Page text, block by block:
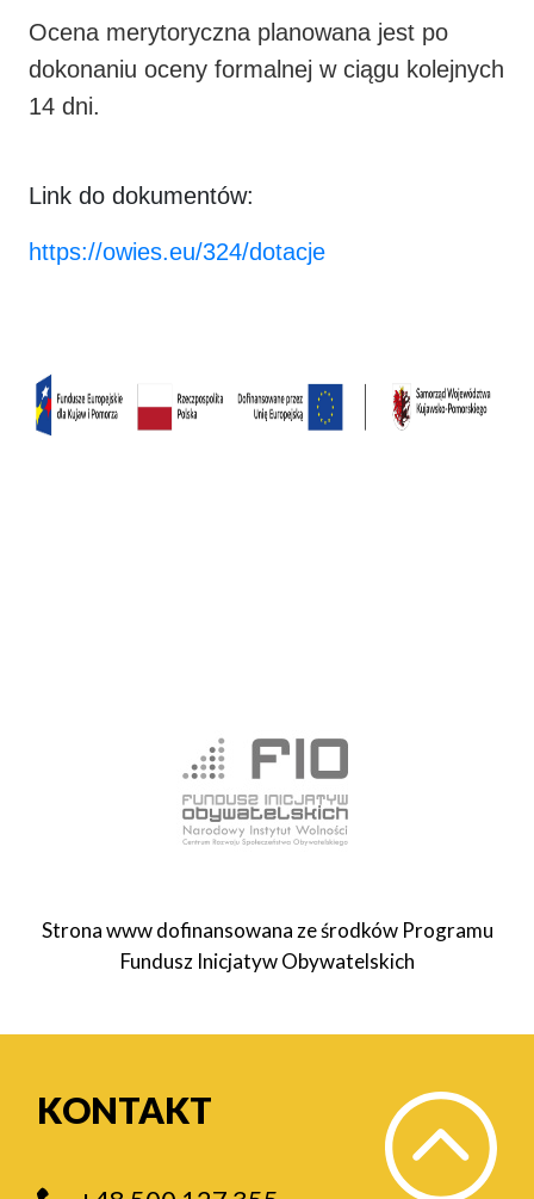
Ocena merytoryczna planowana jest po
dokonaniu oceny formalnej w ciągu kolejnych
14 dni.
Link do dokumentów:
https://owies.eu/324/dotacje
Strona www dofinansowana ze środków Programu
Fundusz Inicjatyw Obywatelskich
KONTAKT